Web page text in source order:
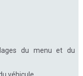
du menu et du
véhicule